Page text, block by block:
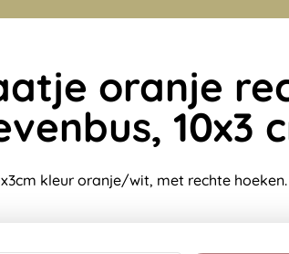
oranje
10x3
kleur oranje/wit, met rechte hoeken.